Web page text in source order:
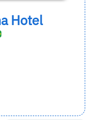
Hotel